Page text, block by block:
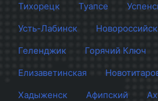
Тихорецк
Туапсе
Усть-Лабинск
Новороссийск
Геленджик
Горячий Ключ
Елизаветинская
Хадыженск
Афипский